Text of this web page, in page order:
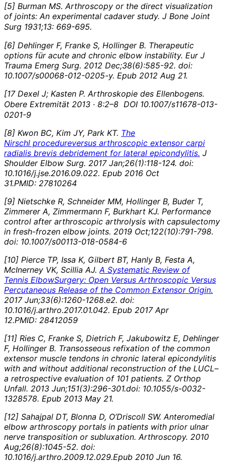
[5] Burman MS. Arthroscopy or the direct visualization
of joints: An experimental cadaver study. J Bone Joint
Surg 1931;13: 669-695.
[6] Dehlinger F, Franke S, Hollinger B. Therapeutic
options für acute and chronic elbow instability. Eur J
Trauma Emerg Surg. 2012 Dec;38(6):585-92. doi:
10.1007/s00068-012-0205-y. Epub 2012 Aug 21.
[17 Dexel J; Kasten P. Arthroskopie des Ellenbogens.
Obere Extremität 2013 ∙ 8:2–8 DOI 10.1007/s11678-013-
0201-9
[8] Kwon BC, Kim JY, Park KT. The
Nirschl procedureversus arthroscopic extensor carpi
radialis brevis debridement for lateral epicondylitis. J
Shoulder Elbow Surg. 2017 Jan;26(1):118-124. doi:
10.1016/j.jse.2016.09.022. Epub 2016 Oct
31.PMID: 27810264
[9] Nietschke R, Schneider MM, Hollinger B, Buder T,
Zimmerer A, Zimmermann F, Burkhart KJ. Performance
control after arthroscopic arthrolysis with capsulectomy
in fresh-frozen elbow joints. 2019 Oct;122(10):791-798.
doi: 10.1007/s00113-018-0584-6
[10] Pierce TP, Issa K, Gilbert BT, Hanly B, Festa A,
McInerney VK, Scillia AJ. A Systematic Review of
Tennis ElbowSurgery: Open Versus Arthroscopic Versus
Percutaneous Release of the Common Extensor Origin.
2017 Jun;33(6):1260-1268.e2. doi:
10.1016/j.arthro.2017.01.042. Epub 2017 Apr
12.PMID: 28412059
[11] Ries C, Franke S, Dietrich F, Jakubowitz E, Dehlinger
F, Hollinger B. Transosseous refixation of the common
extensor muscle tendons in chronic lateral epicondylitis
with and without additional reconstruction of the LUCL–
a retrospective evaluation of 101 patients. Z Orthop
Unfall. 2013 Jun;151(3):296-301.doi: 10.1055/s-0032-
1328578. Epub 2013 May 21.
[12] Sahajpal DT, Blonna D, O’Driscoll SW. Anteromedial
elbow arthroscopy portals in patients with prior ulnar
nerve transposition or subluxation. Arthroscopy. 2010
Aug;26(8):1045-52. doi:
10.1016/j.arthro.2009.12.029.Epub 2010 Jun 16.